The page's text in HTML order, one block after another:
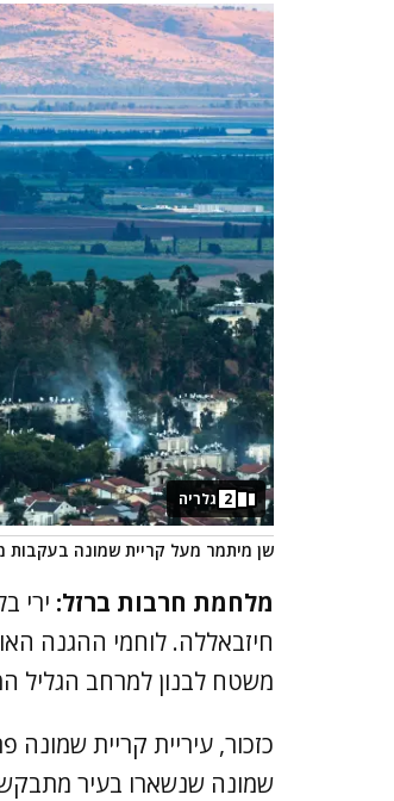
שן מיתמר מעל קריית שמונה
2 גלריה
מלחמת חרבות ברזל: ירי
חיזבאללה. לוחמי ההגנה
משטח לבנון למרחב הגליל
כזכור, עיריית קריית
שמונה שנשארו בעיר